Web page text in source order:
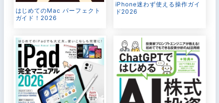
はじめてのMac パーフェクト
ガイド！2026
iPhone迷わず使える操作ガイ
ド2026